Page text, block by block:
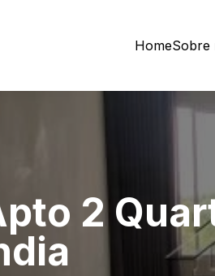
HomeSobre
2